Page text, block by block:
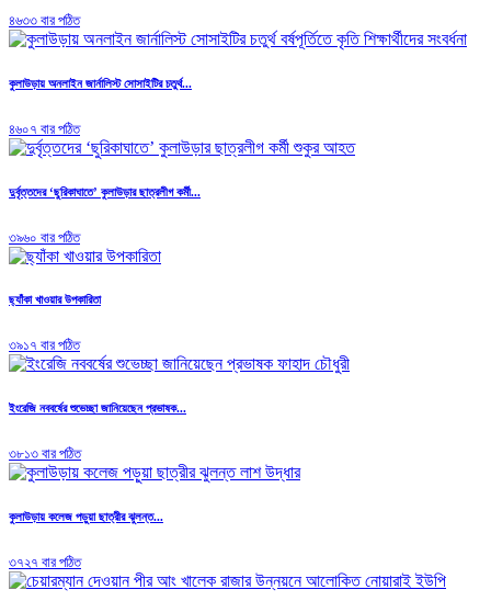
৪৬৩৩ বার পঠিত
কুলাউড়ায় অনলাইন জার্নালিস্ট সোসাইটির চতুর্থ...
৪৬০৭ বার পঠিত
দুর্বৃত্তদের ‘ছুরিকাঘাতে’ কুলাউড়ার ছাত্রলীগ কর্মী...
৩৯৬০ বার পঠিত
ছ্যাঁকা খাওয়ার উপকারিতা
৩৯১৭ বার পঠিত
ইংরেজি নববর্ষের শুভেচ্ছা জানিয়েছেন প্রভাষক...
৩৮১৩ বার পঠিত
কুলাউড়ায় কলেজ পড়ুয়া ছাত্রীর ঝুলন্ত...
৩৭২৭ বার পঠিত